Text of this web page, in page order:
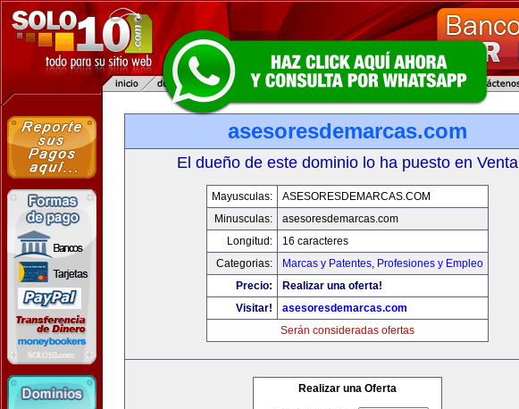
asesoresdemarcas.com
El dueño de este dominio lo ha puesto en Venta
Mayusculas:
ASESORESDEMARCAS.COM
Minusculas:
asesoresdemarcas.com
Longitud:
16 caracteres
Categorias:
Marcas y Patentes, Profesiones y Empleo
Precio:
Realizar una oferta!
Visitar!
asesoresdemarcas.com
Serán consideradas ofertas
Realizar una Oferta